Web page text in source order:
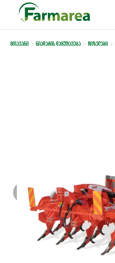
მთავარი ნიადაგის დამუშავება ჩიზელები